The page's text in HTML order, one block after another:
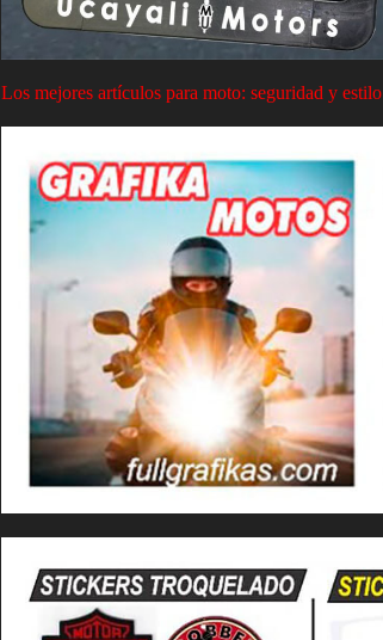
Los mejores artículos para moto: seguridad y estilo